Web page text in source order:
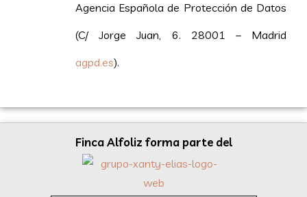
Agencia Española de Protección de Datos
(C/ Jorge Juan, 6. 28001 – Madrid
agpd.es).
Finca Alfoliz forma parte del